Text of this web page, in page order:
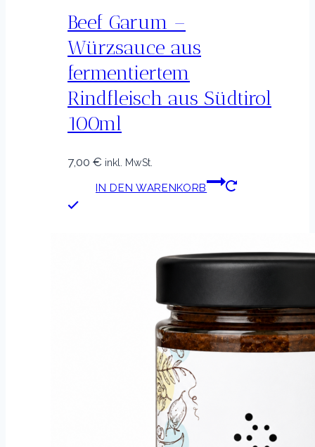
Beef Garum –
Würzsauce aus
fermentiertem
Rindfleisch aus Südtirol
100ml
7,00 € inkl. MwSt.
IN DEN WARENKORB